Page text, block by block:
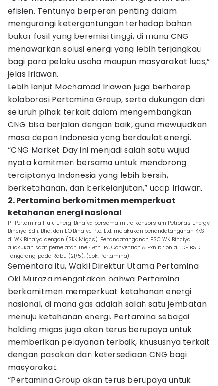
efisien. Tentunya berperan penting dalam
mengurangi ketergantungan terhadap bahan
bakar fosil yang beremisi tinggi, di mana CNG
menawarkan solusi energi yang lebih terjangkau
bagi para pelaku usaha maupun masyarakat luas,”
jelas Iriawan.
Lebih lanjut Mochamad Iriawan juga berharap
kolaborasi Pertamina Group, serta dukungan dari
seluruh pihak terkait dalam mengembangkan
CNG bisa berjalan dengan baik, guna mewujudkan
masa depan Indonesia yang berdaulat energi.
“CNG Market Day ini menjadi salah satu wujud
nyata komitmen bersama untuk mendorong
terciptanya Indonesia yang lebih bersih,
berketahanan, dan berkelanjutan,” ucap Iriawan.
2. Pertamina berkomitmen memperkuat
ketahanan energi nasional
PT Pertamina Hulu Energi Binaiya bersama mitra konsorsium Petronas Energy
Binaiya Sdn. Bhd. dan EO Binaiya Pte. Ltd. melakukan penandatanganan KKS
di WK Binaiya dengan (SKK Migas). Penandatanganan PSC WK Binaiya
dilakukan saat perhelatan The 49th IPA Convention & Exhibition di ICE BSD,
Tangerang, pada Rabu (21/5). (dok. Pertamina)
Sementara itu, Wakil Direktur Utama Pertamina
Oki Muraza mengatakan bahwa Pertamina
berkomitmen memperkuat ketahanan energi
nasional, di mana gas adalah salah satu jembatan
menuju ketahanan energi. Pertamina sebagai
holding migas juga akan terus berupaya untuk
memberikan pelayanan terbaik, khususnya terkait
dengan pasokan dan ketersediaan CNG bagi
masyarakat.
“Pertamina Group akan terus berupaya untuk